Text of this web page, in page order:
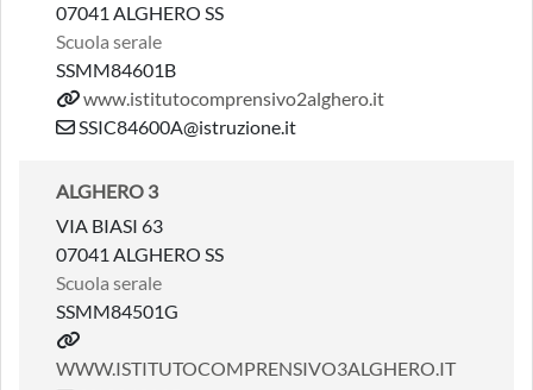
07041 ALGHERO SS
Scuola serale
SSMM84601B
www.istitutocomprensivo2alghero.it
SSIC84600A@istruzione.it
ALGHERO 3
VIA BIASI 63
07041 ALGHERO SS
Scuola serale
SSMM84501G
WWW.ISTITUTOCOMPRENSIVO3ALGHERO.IT